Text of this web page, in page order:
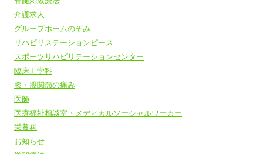
介護求人
グループホームのぞみ
リハビリステーションピース
スポーツリハビリテーションセンター
臨床工学科
膝・股関節の痛み
医師
医療福祉相談室・メディカルソーシャルワーカー
栄養科
お知らせ